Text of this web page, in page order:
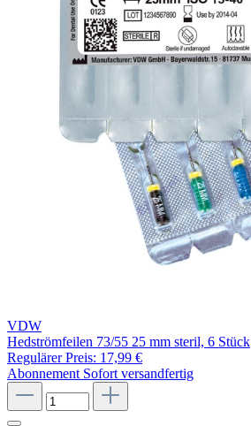
VDW
Hedströmfeilen 73/55 25 mm steril, 6 Stück
Regulärer Preis: 17,99 €
Abonnement Sofort versandfertig